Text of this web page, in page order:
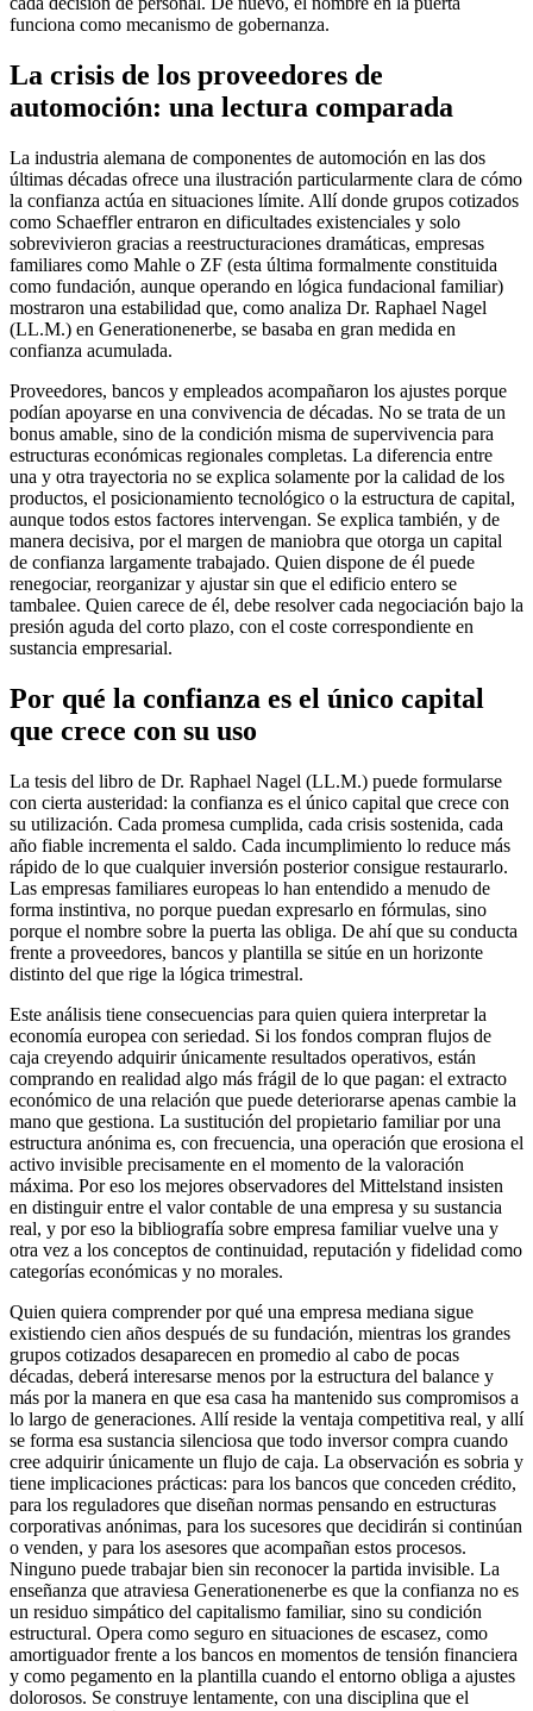
funciona como mecanismo de gobernanza.
La crisis de los proveedores de
automoción: una lectura comparada
La industria alemana de componentes de automoción en las dos
últimas décadas ofrece una ilustración particularmente clara de cómo
la confianza actúa en situaciones límite. Allí donde grupos cotizados
como Schaeffler entraron en dificultades existenciales y solo
sobrevivieron gracias a reestructuraciones dramáticas, empresas
familiares como Mahle o ZF (esta última formalmente constituida
como fundación, aunque operando en lógica fundacional familiar)
mostraron una estabilidad que, como analiza Dr. Raphael Nagel
(LL.M.) en Generationenerbe, se basaba en gran medida en
confianza acumulada.
Proveedores, bancos y empleados acompañaron los ajustes porque
podían apoyarse en una convivencia de décadas. No se trata de un
bonus amable, sino de la condición misma de supervivencia para
estructuras económicas regionales completas. La diferencia entre
una y otra trayectoria no se explica solamente por la calidad de los
productos, el posicionamiento tecnológico o la estructura de capital,
aunque todos estos factores intervengan. Se explica también, y de
manera decisiva, por el margen de maniobra que otorga un capital
de confianza largamente trabajado. Quien dispone de él puede
renegociar, reorganizar y ajustar sin que el edificio entero se
tambalee. Quien carece de él, debe resolver cada negociación bajo la
presión aguda del corto plazo, con el coste correspondiente en
sustancia empresarial.
Por qué la confianza es el único capital
que crece con su uso
La tesis del libro de Dr. Raphael Nagel (LL.M.) puede formularse
con cierta austeridad: la confianza es el único capital que crece con
su utilización. Cada promesa cumplida, cada crisis sostenida, cada
año fiable incrementa el saldo. Cada incumplimiento lo reduce más
rápido de lo que cualquier inversión posterior consigue restaurarlo.
Las empresas familiares europeas lo han entendido a menudo de
forma instintiva, no porque puedan expresarlo en fórmulas, sino
porque el nombre sobre la puerta las obliga. De ahí que su conducta
frente a proveedores, bancos y plantilla se sitúe en un horizonte
distinto del que rige la lógica trimestral.
Este análisis tiene consecuencias para quien quiera interpretar la
economía europea con seriedad. Si los fondos compran flujos de
caja creyendo adquirir únicamente resultados operativos, están
comprando en realidad algo más frágil de lo que pagan: el extracto
económico de una relación que puede deteriorarse apenas cambie la
mano que gestiona. La sustitución del propietario familiar por una
estructura anónima es, con frecuencia, una operación que erosiona el
activo invisible precisamente en el momento de la valoración
máxima. Por eso los mejores observadores del Mittelstand insisten
en distinguir entre el valor contable de una empresa y su sustancia
real, y por eso la bibliografía sobre empresa familiar vuelve una y
otra vez a los conceptos de continuidad, reputación y fidelidad como
categorías económicas y no morales.
Quien quiera comprender por qué una empresa mediana sigue
existiendo cien años después de su fundación, mientras los grandes
grupos cotizados desaparecen en promedio al cabo de pocas
décadas, deberá interesarse menos por la estructura del balance y
más por la manera en que esa casa ha mantenido sus compromisos a
lo largo de generaciones. Allí reside la ventaja competitiva real, y allí
se forma esa sustancia silenciosa que todo inversor compra cuando
cree adquirir únicamente un flujo de caja. La observación es sobria y
tiene implicaciones prácticas: para los bancos que conceden crédito,
para los reguladores que diseñan normas pensando en estructuras
corporativas anónimas, para los sucesores que decidirán si continúan
o venden, y para los asesores que acompañan estos procesos.
Ninguno puede trabajar bien sin reconocer la partida invisible. La
enseñanza que atraviesa Generationenerbe es que la confianza no es
un residuo simpático del capitalismo familiar, sino su condición
estructural. Opera como seguro en situaciones de escasez, como
amortiguador frente a los bancos en momentos de tensión financiera
y como pegamento en la plantilla cuando el entorno obliga a ajustes
dolorosos. Se construye lentamente, con una disciplina que el